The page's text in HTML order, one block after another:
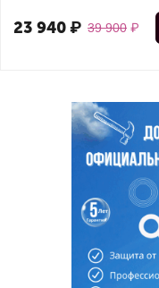
39 900 ₽
23 940₽